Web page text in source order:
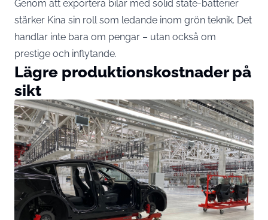
Genom att exportera bilar med solid state-batterier
stärker Kina sin roll som ledande inom grön teknik. Det
handlar inte bara om pengar – utan också om
prestige och inflytande.
Lägre produktionskostnader på
sikt